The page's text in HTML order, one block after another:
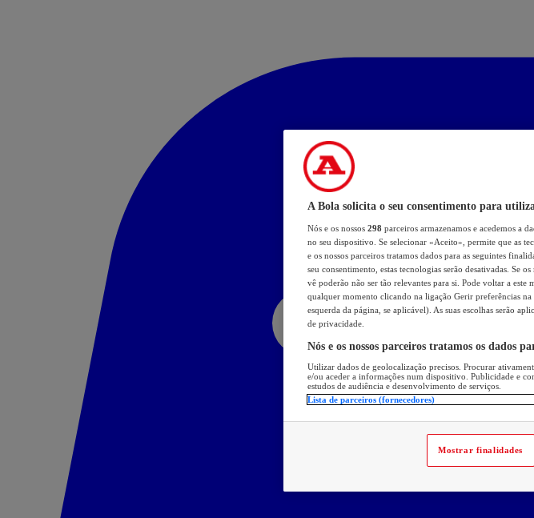
A Bola solicita o seu consentimento para
Nós e os nossos 298 parceiros armazenamos e acedemos a
no seu dispositivo. Se selecionar «Aceito», permite que as
e os nossos parceiros tratamos dados para as seguintes
seu consentimento, estas tecnologias serão desativadas. Se
vê poderão não ser tão relevantes para si. Pode voltar a este
qualquer momento clicando na ligação Gerir preferências
esquerda da página, se aplicável). As suas escolhas serão
de privacidade.
Nós e os nossos parceiros tratamos os dados
Utilizar dados de geolocalização precisos. Procurar
e/ou aceder a informações num dispositivo. Publicidade e
estudos de audiência e desenvolvimento de serviços.
Lista de parceiros (fornecedores)
Mostrar finalidades